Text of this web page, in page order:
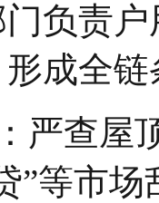
负责
成全
：严查屋
”等市